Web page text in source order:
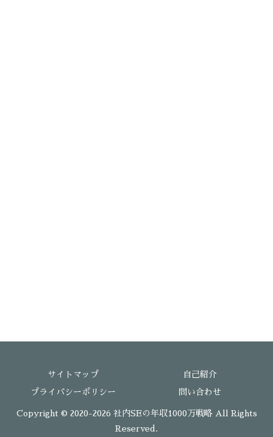
サイトマップ 自己紹介
プライバシーポリシー 問い合わせ
Copyright © 2020-2026 社内SEの年収1000万戦略 All Rights
Reserved.